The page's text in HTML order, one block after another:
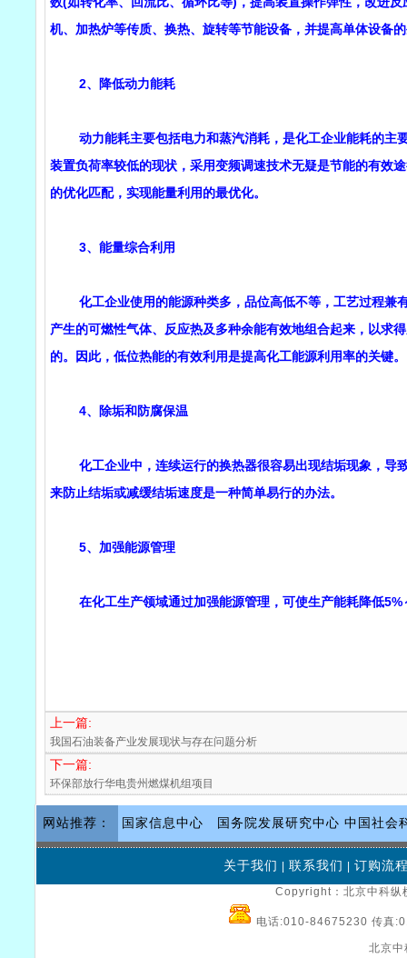
机、加热炉等传质、换热、旋转等节能设备，并提高单体设备
2、降低动力能耗
动力能耗主要包括电力和蒸汽消耗，是化工企业能耗的主
装置负荷率较低的现状，采用变频调速技术无疑是节能的有效
的优化匹配，实现能量利用的最优化。
3、能量综合利用
化工企业使用的能源种类多，品位高低不等，工艺过程兼
产生的可燃性气体、反应热及多种余能有效地组合起来，以求
的。因此，低位热能的有效利用是提高化工能源利用率的关键。
4、除垢和防腐保温
化工企业中，连续运行的换热器很容易出现结垢现象，导
来防止结垢或减缓结垢速度是一种简单易行的办法。
5、加强能源管理
在化工生产领域通过加强能源管理，可使生产能耗降低5%
上一篇:
我国石油装备产业发展现状与存在问题分析
下一篇:
环保部放行华电贵州燃煤机组项目
网站推荐： 国家信息中心 国务院发展研究中心 中国社会
关于我们 联系我们 订购流
Copyright：北京中科
电话:010-84675230 传真
北京中